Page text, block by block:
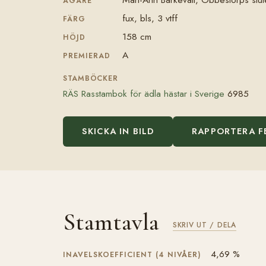
FÄRG fux, bls, 3 vtff
HÖJD 158 cm
PREMIERAD A
STAMBÖCKER
RÄS Rasstambok för ädla hästar i Sverige 6985
SKICKA IN BILD RAPPORTERA
Stamtavla SKRIV UT / DELA
INAVELSKOEFFICIENT (4 NIVÅER)
4,69 %